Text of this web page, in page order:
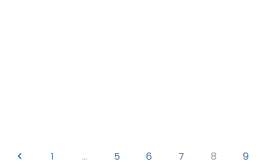
1 … 5 6 7 8
9